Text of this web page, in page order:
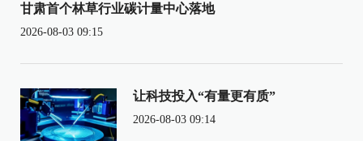
甘肃首个林草行业碳计量中心落地
2026-08-03 09:15
让科技投入“有量更有质”
2026-08-03 09:14